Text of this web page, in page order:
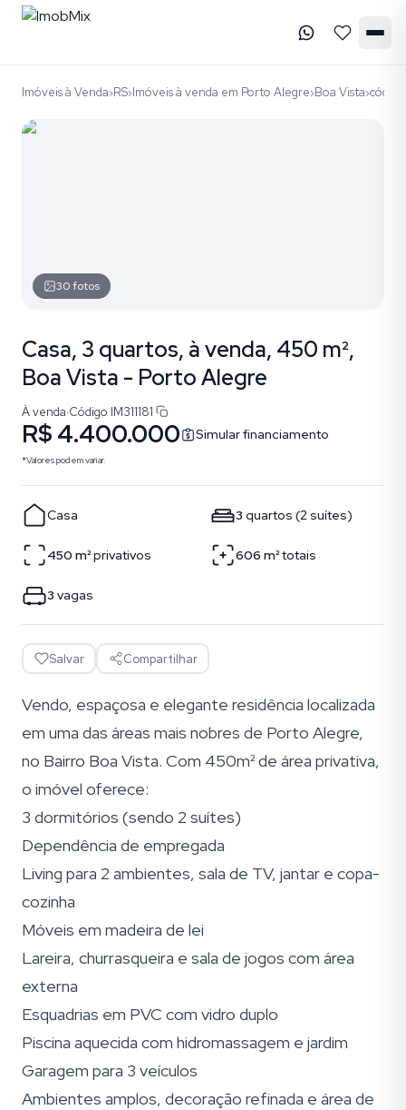
Imóveis à Venda›RS›Imóveis à venda em Porto Alegre›Boa Vista›código
30fotos
Casa, 3 quartos, à venda, 450 m²,
Boa Vista - Porto Alegre
À venda·Código IM311181
R$ 4.400.000 Simular financiamento
*Valores podem variar.
Casa 3 quartos (2suítes)
450 m²privativos 606 m²totais
3 vagas
Salvar Compartilhar
Vendo, espaçosa e elegante residência localizada
em uma das áreas mais nobres de Porto Alegre,
no Bairro Boa Vista. Com 450m² de área privativa,
o imóvel oferece:
3 dormitórios (sendo 2 suítes)
Dependência de empregada
Living para 2 ambientes, sala de TV, jantar e copa-
cozinha
Móveis em madeira de lei
Lareira, churrasqueira e sala de jogos com área
externa
Esquadrias em PVC com vidro duplo
Piscina aquecida com hidromassagem e jardim
Garagem para 3 veículos
Ambientes amplos, decoração refinada e área de